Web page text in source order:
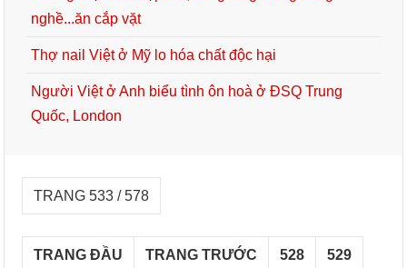
nghề...ăn cắp vặt
Thợ nail Việt ở Mỹ lo hóa chất độc hại
Người Việt ở Anh biểu tình ôn hoà ở ĐSQ Trung
Quốc, London
TRANG 533 / 578
TRANG ĐẦU TRANG TRƯỚC 528 529